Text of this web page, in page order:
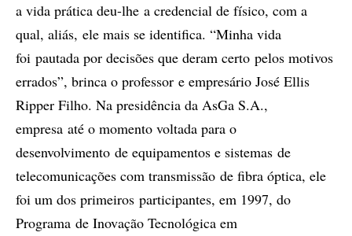
a vida prática deu-lhe a credencial de físico, com a
qual, aliás, ele mais se identifica. “Minha vida
foi pautada por decisões que deram certo pelos motivos
errados”, brinca o professor e empresário José Ellis
Ripper Filho. Na presidência da AsGa S.A.,
empresa até o momento voltada para o
desenvolvimento de equipamentos e sistemas de
telecomunicações com transmissão de fibra óptica, ele
foi um dos primeiros participantes, em 1997, do
Programa de Inovação Tecnológica em